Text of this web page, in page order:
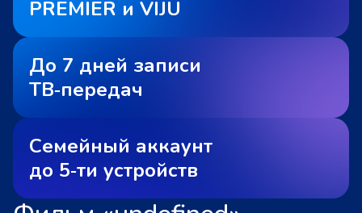
PREMIER и VIJU
До 7 дней записи
ТВ‑передач
Семейный аккаунт
до 5‑ти устройств